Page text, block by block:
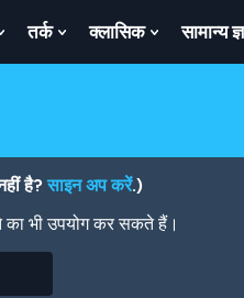
Show
Submenu
तर्क
Show
Submenu
क्लासिक
Show
Submenu
सामान्य
है?साइन अप करें.)
भी उपयोग कर सकते हैं।